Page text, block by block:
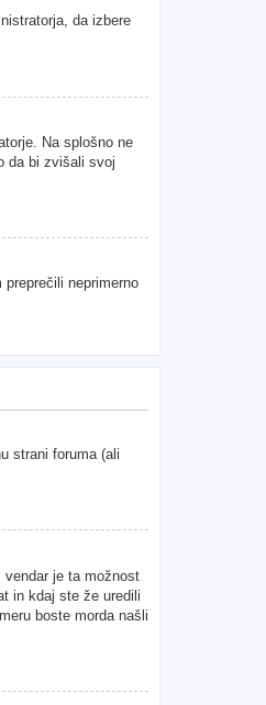
da izbere
Na splošno ne
da bi zvišali svoj
neprimerno
strani foruma (ali
je ta možnost
in kdaj ste že uredili
boste morda našli